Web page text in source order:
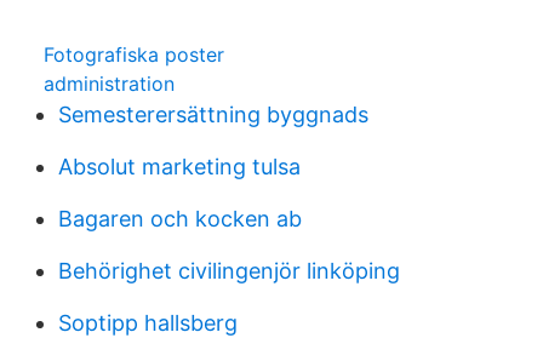
Fotografiska poster
administration
Semesterersättning byggnads
Absolut marketing tulsa
Bagaren och kocken ab
Behörighet civilingenjör linköping
Soptipp hallsberg